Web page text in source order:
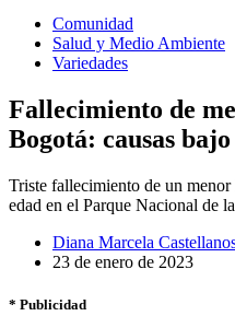
Comunidad
Salud y Medio Ambiente
Variedades
Fallecimiento de
Bogotá: causas
Triste fallecimiento de un
edad en el Parque Nacional de
Diana Marcela
23 de enero de 2023
* Publicidad